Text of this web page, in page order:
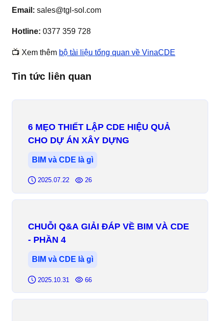
Email: sales@tgl-sol.com
Hotline: 0377 359 728
📺 Xem thêm bộ tài liệu tổng quan về VinaCDE
Tin tức liên quan
6 MẸO THIẾT LẬP CDE HIỆU QUẢ
CHO DỰ ÁN XÂY DỰNG
BIM và CDE là gì
2025.07.22 26
CHUỖI Q&A GIẢI ĐÁP VỀ BIM VÀ CDE
- PHẦN 4
BIM và CDE là gì
2025.10.31 66